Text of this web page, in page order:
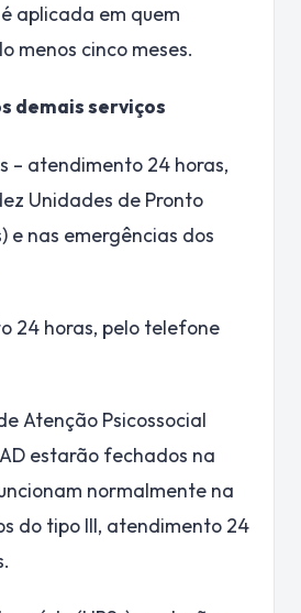
aplicada em quem
menos cinco meses.
demais serviços
– atendimento 24 horas,
Unidades de Pronto
e nas emergências dos
24 horas, pelo telefone
Atenção Psicossocial
estarão fechados na
normalmente na
do tipo III, atendimento 24